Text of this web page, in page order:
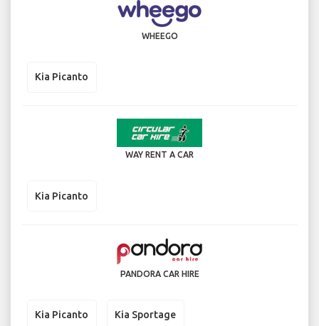
WHEEGO
Kia Picanto
WAY RENT A CAR
Kia Picanto
PANDORA CAR HIRE
Kia Picanto Kia Sportage